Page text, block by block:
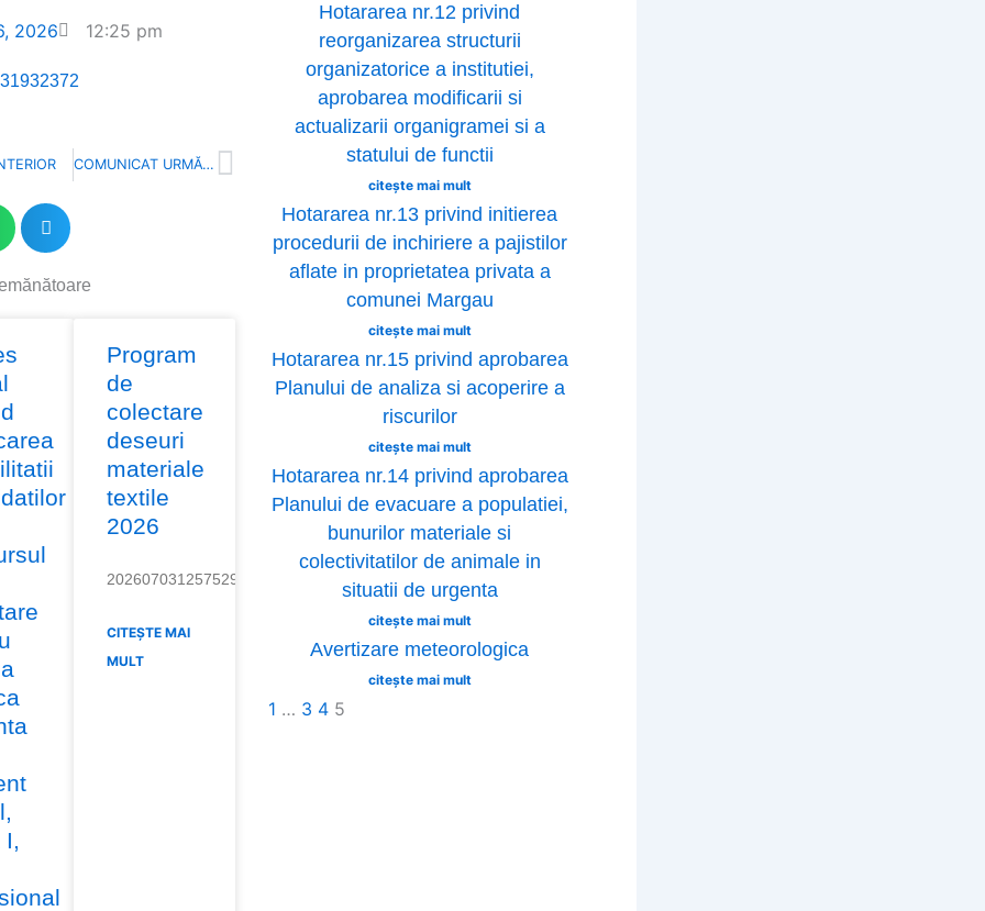
2026 12:25 pm
COMUNICAT URMĂTOR Next
I,
Program
de
colectare
deseuri
materiale
textile
2026
20260703125752964
CITEȘTE MAI
MULT
Hotararea nr.12 privind
reorganizarea structurii
organizatorice a institutiei,
aprobarea modificarii si
actualizarii organigramei si a
statului de functii
citește mai mult
Hotararea nr.13 privind initierea
procedurii de inchiriere a pajistilor
aflate in proprietatea privata a
comunei Margau
citește mai mult
Hotararea nr.15 privind aprobarea
Planului de analiza si acoperire a
riscurilor
citește mai mult
Hotararea nr.14 privind aprobarea
Planului de evacuare a populatiei,
bunurilor materiale si
colectivitatilor de animale in
situatii de urgenta
citește mai mult
Avertizare meteorologica
citește mai mult
1 … 3 4 5